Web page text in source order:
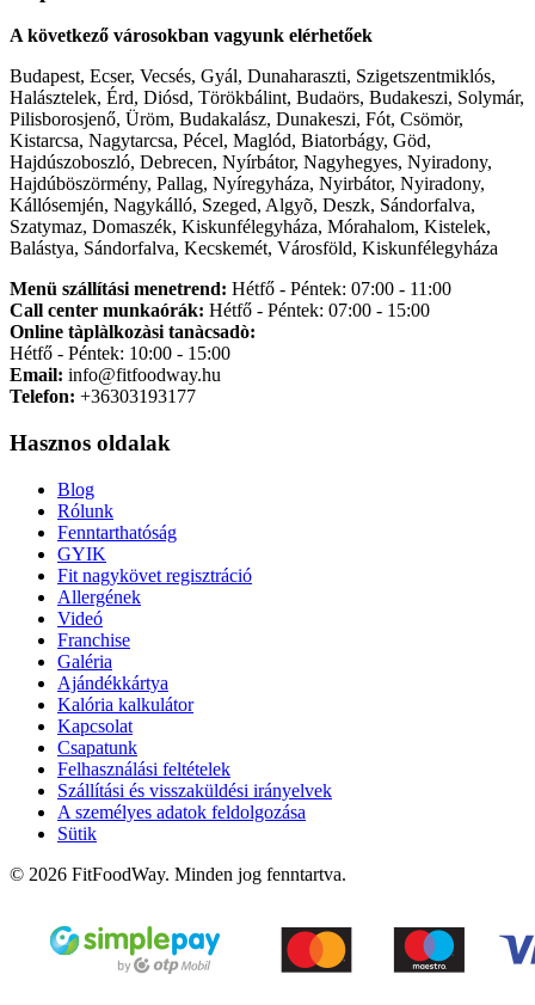
A következő városokban vagyunk elérhetőek
Budapest, Ecser, Vecsés, Gyál, Dunaharaszti, Szigetszentmiklós,
Halásztelek, Érd, Diósd, Törökbálint, Budaörs, Budakeszi, Solymár,
Pilisborosjenő, Üröm, Budakalász, Dunakeszi, Fót, Csömör,
Kistarcsa, Nagytarcsa, Pécel, Maglód, Biatorbágy, Göd,
Hajdúszoboszló, Debrecen, Nyírbátor, Nagyhegyes, Nyiradony,
Hajdúböszörmény, Pallag, Nyíregyháza, Nyirbátor, Nyiradony,
Kállósemjén, Nagykálló, Szeged, Algyõ, Deszk, Sándorfalva,
Szatymaz, Domaszék, Kiskunfélegyháza, Mórahalom, Kistelek,
Balástya, Sándorfalva, Kecskemét, Városföld, Kiskunfélegyháza
Menü szállítási menetrend: Hétfő - Péntek: 07:00 - 11:00
Call center munkaórák: Hétfő - Péntek: 07:00 - 15:00
Online tàplàlkozàsi tanàcsadò:
Hétfő - Péntek: 10:00 - 15:00
Email: info@fitfoodway.hu
Telefon: +36303193177
Hasznos oldalak
Blog
Rólunk
Fenntarthatóság
GYIK
Fit nagykövet regisztráció
Allergének
Videó
Franchise
Galéria
Ajándékkártya
Kalória kalkulátor
Kapcsolat
Csapatunk
Felhasználási feltételek
Szállítási és visszaküldési irányelvek
A személyes adatok feldolgozása
Sütik
© 2026 FitFoodWay. Minden jog fenntartva.